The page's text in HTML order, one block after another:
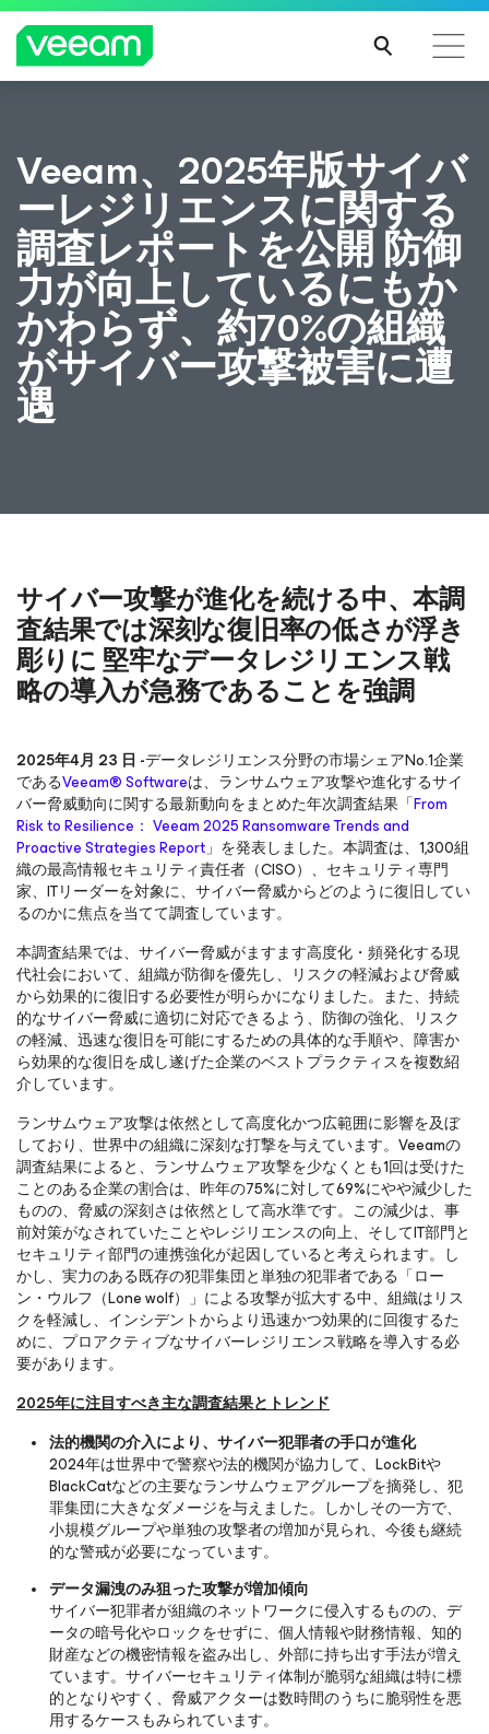
るお客様向けのVeeamのガイダンス
続き
を読
む
Veeam、2025年版サイバ
ーレジリエンスに関する
調査レポートを公開 防御
力が向上しているにもか
かわらず、約70%の組織
がサイバー攻撃被害に遭
遇
サイバー攻撃が進化を続ける中、本調
査結果では深刻な復旧率の低さが浮き
彫りに 堅牢なデータレジリエンス戦
略の導入が急務であることを強調
2025年4月 23 日 -データレジリエンス分野の市場シェアNo.1企業
であるVeeam® Softwareは、ランサムウェア攻撃や進化するサイ
バー脅威動向に関する最新動向をまとめた年次調査結果「From
Risk to Resilience： Veeam 2025 Ransomware Trends and
Proactive Strategies Report」を発表しました。本調査は、1,300組
織の最高情報セキュリティ責任者（CISO）、セキュリティ専門
家、ITリーダーを対象に、サイバー脅威からどのように復旧してい
るのかに焦点を当てて調査しています。
本調査結果では、サイバー脅威がますます高度化・頻発化する現
代社会において、組織が防御を優先し、リスクの軽減および脅威
から効果的に復旧する必要性が明らかになりました。また、持続
的なサイバー脅威に適切に対応できるよう、防御の強化、リスク
の軽減、迅速な復旧を可能にするための具体的な手順や、障害か
ら効果的な復旧を成し遂げた企業のベストプラクティスを複数紹
介しています。
ランサムウェア攻撃は依然として高度化かつ広範囲に影響を及ぼ
しており、世界中の組織に深刻な打撃を与えています。Veeamの
調査結果によると、ランサムウェア攻撃を少なくとも1回は受けた
ことのある企業の割合は、昨年の75%に対して69%にやや減少した
ものの、脅威の深刻さは依然として高水準です。この減少は、事
前対策がなされていたことやレジリエンスの向上、そしてIT部門と
セキュリティ部門の連携強化が起因していると考えられます。し
かし、実力のある既存の犯罪集団と単独の犯罪者である「ロー
ン・ウルフ（Lone wolf）」による攻撃が拡大する中、組織はリス
クを軽減し、インシデントからより迅速かつ効果的に回復するた
めに、プロアクティブなサイバーレジリエンス戦略を導入する必
要があります。
2025年に注目すべき主な調査結果とトレンド
法的機関の介入により、サイバー犯罪者の手口が進化
2024年は世界中で警察や法的機関が協力して、LockBitや
BlackCatなどの主要なランサムウェアグループを摘発し、犯
罪集団に大きなダメージを与えました。しかしその一方で、
小規模グループや単独の攻撃者の増加が見られ、今後も継続
的な警戒が必要になっています。
データ漏洩のみ狙った攻撃が増加傾向
サイバー犯罪者が組織のネットワークに侵入するものの、デ
ータの暗号化やロックをせずに、個人情報や財務情報、知的
財産などの機密情報を盗み出し、外部に持ち出す手法が増え
ています。サイバーセキュリティ体制が脆弱な組織は特に標
的となりやすく、脅威アクターは数時間のうちに脆弱性を悪
用するケースもみられています。